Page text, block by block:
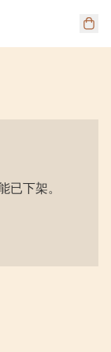
已下架。